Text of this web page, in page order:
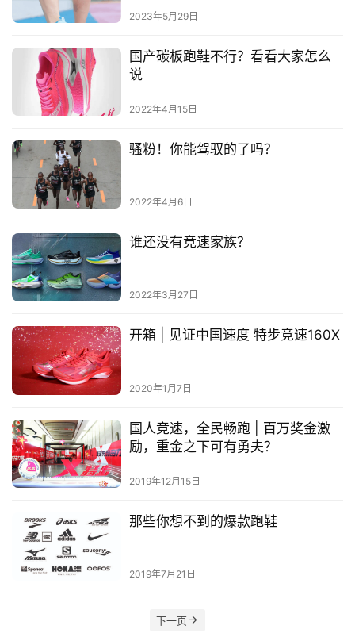
训
视
户
精
选
运
动
集
2023年5月29日
国产碳板跑鞋不行？看看大家怎么
说
2022年4月15日
骚粉！你能驾驭的了吗？
2022年4月6日
谁还没有竞速家族？
2022年3月27日
开箱 | 见证中国速度 特步竞速160X
2020年1月7日
国人竞速，全民畅跑 | 百万奖金激
励，重金之下可有勇夫？
2019年12月15日
那些你想不到的爆款跑鞋
2019年7月21日
下一页